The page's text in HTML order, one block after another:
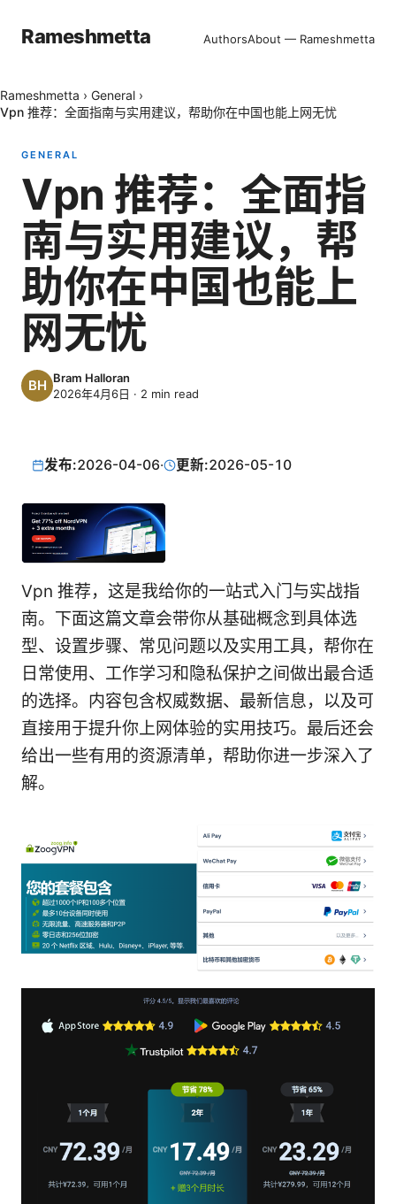
Rameshmetta AuthorsAbout — Rameshmetta
Rameshmetta › General ›
Vpn 推荐：全面指南与实用建议，帮助你在中国也能上网无忧
GENERAL
Vpn 推荐：全面指
南与实用建议，帮
助你在中国也能上
网无忧
Bram Halloran
2026年4月6日 · 2 min read
发布:2026-04-06· 更新:2026-05-10
Vpn 推荐，这是我给你的一站式入门与实战指
南。下面这篇文章会带你从基础概念到具体选
型、设置步骤、常见问题以及实用工具，帮你在
日常使用、工作学习和隐私保护之间做出最合适
的选择。内容包含权威数据、最新信息，以及可
直接用于提升你上网体验的实用技巧。最后还会
给出一些有用的资源清单，帮助你进一步深入了
解。